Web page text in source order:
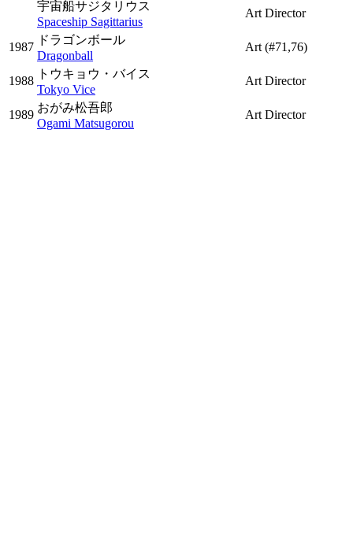
宇宙船サジタリウス
Spaceship Sagittarius
Art Director
1987
ドラゴンボール
Dragonball
Art (#71,76)
1988
トウキョウ・バイス
Tokyo Vice
Art Director
1989
おがみ松吾郎
Ogami Matsugorou
Art Director